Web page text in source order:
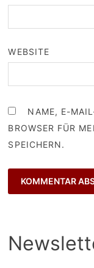
WEBSITE
NAME, E-
BROWSER FÜR
SPEICHERN.